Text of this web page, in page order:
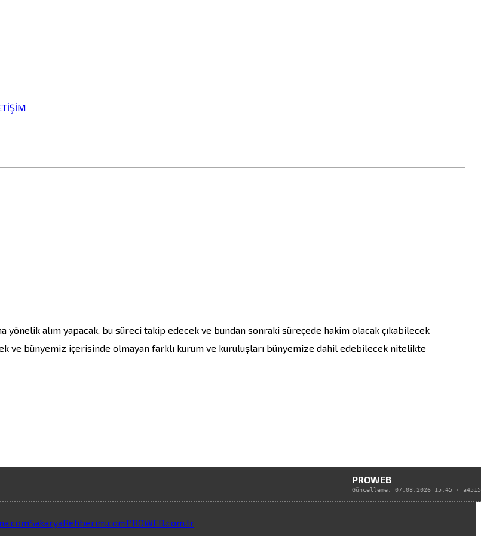
yönelik alım yapacak, bu süreci takip edecek ve bundan sonraki süreçede hakim olacak çıkabilecek
bünyemiz içerisinde olmayan farklı kurum ve kuruluşları bünyemize dahil edebilecek nitelikte
PROWEB
Güncelleme: 07.08.2026 15:45 ·
SakaryaRehberim.comPROWEB.com.tr